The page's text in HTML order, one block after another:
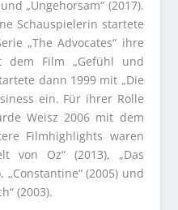
„Ungehorsam“ (2017).
Schauspielerin startete
„The Advocates“ ihre
dem Film „Gefühl und
dann 1999 mit „Die
ein. Für ihrer Rolle
Weisz 2006 mit dem
Filmhighlights waren
von Oz“ (2013), „Das
„Constantine“ (2005) und
(2003).